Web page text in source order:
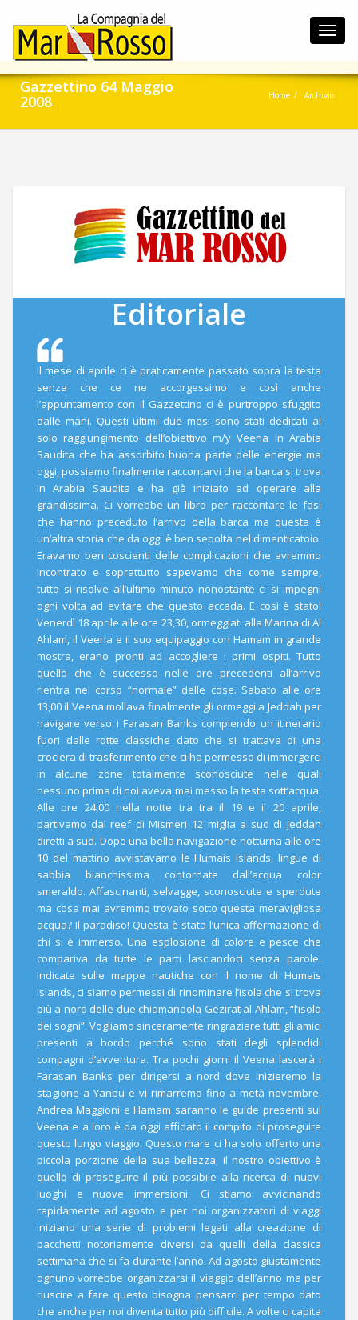
Gazzettino 64 Maggio
2008 Home Archivio
Editoriale
Il mese di aprile ci è praticamente passato sopra la testa
senza che ce ne accorgessimo e così anche
l’appuntamento con il Gazzettino ci è purtroppo sfuggito
dalle mani. Questi ultimi due mesi sono stati dedicati al
solo raggiungimento dell’obiettivo m/y Veena in Arabia
Saudita che ha assorbito buona parte delle energie ma
oggi, possiamo finalmente raccontarvi che la barca si trova
in Arabia Saudita e ha già iniziato ad operare alla
grandissima. Ci vorrebbe un libro per raccontare le fasi
che hanno preceduto l’arrivo della barca ma questa è
un’altra storia che da oggi è ben sepolta nel dimenticatoio.
Eravamo ben coscienti delle complicazioni che avremmo
incontrato e soprattutto sapevamo che come sempre,
tutto si risolve all’ultimo minuto nonostante ci si impegni
ogni volta ad evitare che questo accada. E così è stato!
Venerdì 18 aprile alle ore 23,30, ormeggiati alla Marina di Al
Ahlam, il Veena e il suo equipaggio con Hamam in grande
mostra, erano pronti ad accogliere i primi ospiti. Tutto
quello che è successo nelle ore precedenti all’arrivo
rientra nel corso “normale” delle cose. Sabato alle ore
13,00 il Veena mollava finalmente gli ormeggi a Jeddah per
navigare verso i Farasan Banks compiendo un itinerario
fuori dalle rotte classiche dato che si trattava di una
crociera di trasferimento che ci ha permesso di immergerci
in alcune zone totalmente sconosciute nelle quali
nessuno prima di noi aveva mai messo la testa sott’acqua.
Alle ore 24,00 nella notte tra tra il 19 e il 20 aprile,
partivamo dal reef di Mismeri 12 miglia a sud di Jeddah
diretti a sud. Dopo una bella navigazione notturna alle ore
10 del mattino avvistavamo le Humais Islands, lingue di
sabbia bianchissima contornate dall’acqua color
smeraldo. Affascinanti, selvagge, sconosciute e sperdute
ma cosa mai avremmo trovato sotto questa meravigliosa
acqua? Il paradiso! Questa è stata l’unica affermazione di
chi si è immerso. Una esplosione di colore e pesce che
compariva da tutte le parti lasciandoci senza parole.
Indicate sulle mappe nautiche con il nome di Humais
Islands, ci siamo permessi di rinominare l’isola che si trova
più a nord delle due chiamandola Gezirat al Ahlam, “l’isola
dei sogni”. Vogliamo sinceramente ringraziare tutti gli amici
presenti a bordo perché sono stati degli splendidi
compagni d’avventura. Tra pochi giorni il Veena lascerà i
Farasan Banks per dirigersi a nord dove inizieremo la
stagione a Yanbu e vi rimarremo fino a metà novembre.
Andrea Maggioni e Hamam saranno le guide presenti sul
Veena e a loro è da oggi affidato il compito di proseguire
questo lungo viaggio. Questo mare ci ha solo offerto una
piccola porzione della sua bellezza, il nostro obiettivo è
quello di proseguire il più possibile alla ricerca di nuovi
luoghi e nuove immersioni. Ci stiamo avvicinando
rapidamente ad agosto e per noi organizzatori di viaggi
iniziano una serie di problemi legati alla creazione di
pacchetti notoriamente diversi da quelli della classica
settimana che si fa durante l’anno. Ad agosto giustamente
ognuno vorrebbe organizzarsi il viaggio dell’anno ma per
riuscire a fare questo bisogna pensarci per tempo dato
che anche per noi diventa tutto più difficile. A volte ci capita